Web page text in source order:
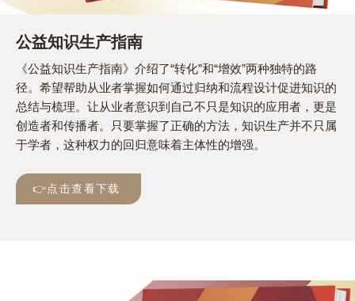
公益知识生产指南
《公益知识生产指南》介绍了“转化”和“增效”两种独特的路
径。希望帮助从业者掌握如何通过归纳和流程设计促进知识的
总结与梳理。让从业者意识到自己不只是知识的应用者，更是
创造者和传播者。只要掌握了正确的方法，知识生产并不只属
于学者，这种权力的回归意味着主体性的增强。
👉点击查看下载